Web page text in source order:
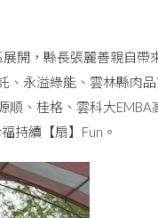
開，縣長張麗善親自帶
永溢綠能、雲林縣肉
、桂格、雲科大
持續【扇】Fun。